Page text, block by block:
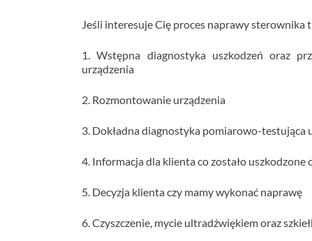
Jeśli interesuje Cię proces naprawy sterownika
1. Wstępna diagnostyka uszkodzeń oraz
urządzenia
2. Rozmontowanie urządzenia
3. Dokładna diagnostyka pomiarowo-testująca
4. Informacja dla klienta co zostało
5. Decyzja klienta czy mamy wykonać naprawę
6. Czyszczenie, mycie ultradźwiękiem oraz